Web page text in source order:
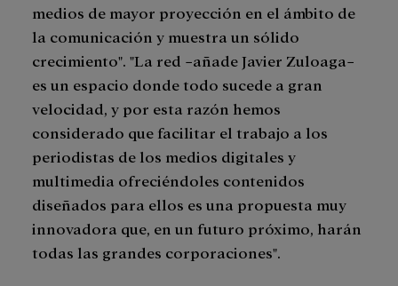
medios de mayor proyección en el ámbito de
la comunicación y muestra un sólido
crecimiento". "La red −añade Javier Zuloaga−
es un espacio donde todo sucede a gran
velocidad, y por esta razón hemos
considerado que facilitar el trabajo a los
periodistas de los medios digitales y
multimedia ofreciéndoles contenidos
diseñados para ellos es una propuesta muy
innovadora que, en un futuro próximo, harán
todas las grandes corporaciones".